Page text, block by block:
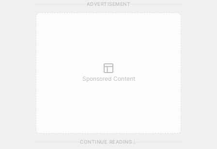
照片捕捉劉B每一個成長痕跡ADVERTISEMENT
Sponsored Content
CONTINUE READING